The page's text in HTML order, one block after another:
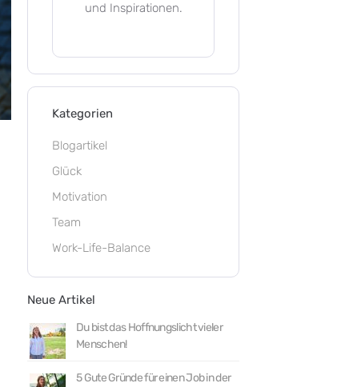
und Inspirationen.
Kategorien
Blogartikel
Glück
Motivation
Team
Work-Life-Balance
Neue Artikel
Du bist das Hoffnungslicht vieler
Menschen!
5 Gute Gründe für einen Job in der